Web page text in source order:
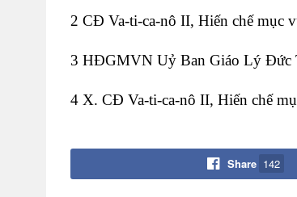
2 CĐ Va-ti-ca-nô II, Hiến chế mục
3 HĐGMVN Uỷ Ban Giáo Lý Đức
4 X. CĐ Va-ti-ca-nô II, Hiến chế
Share 142